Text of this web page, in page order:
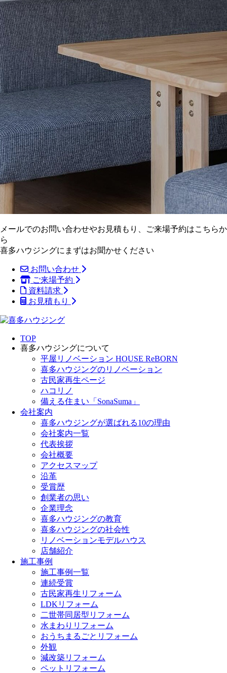
メールでのお問い合わせやお見積もり、ご来場予約はこちらか
ら
喜多ハウジングにまずはお聞かせください
お問い合わせ
ご来場予約
資料請求
お見積もり
TOP
喜多ハウジングについて
平屋リノベーション HOUSE ReBORN
喜多ハウジングのリノベーション
古民家再生ページ
ハコリノ
備える住まい「SonaSuma」
会社案内
喜多ハウジングが選ばれる10の理由
会社案内一覧
代表挨拶
会社概要
アクセスマップ
沿革
受賞歴
創業者の思い
企業理念
喜多ハウジングの教育
喜多ハウジングの社会性
リノベーションモデルハウス
店舗紹介
施工事例
施工事例一覧
連続受賞
古民家再生リフォーム
LDKリフォーム
二世帯同居型リフォーム
水まわりリフォーム
おうちまるごとリフォーム
外観
減改築リフォーム
ペットリフォーム